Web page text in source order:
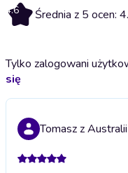
4.6 Średnia z 5 ocen:
Tylko zalogowani
się
Tomasz z Australii